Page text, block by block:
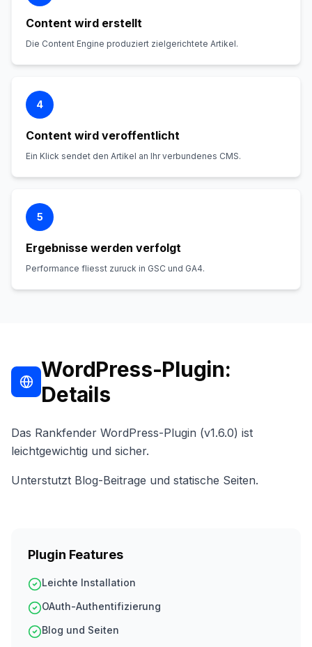
Content wird erstellt
Die Content Engine produziert zielgerichtete Artikel.
4
Content wird veroffentlicht
Ein Klick sendet den Artikel an Ihr verbundenes CMS.
5
Ergebnisse werden verfolgt
Performance fliesst zuruck in GSC und GA4.
WordPress-Plugin:
Details
Das Rankfender WordPress-Plugin (v1.6.0) ist
leichtgewichtig und sicher.
Unterstutzt Blog-Beitrage und statische Seiten.
Plugin Features
Leichte Installation
OAuth-Authentifizierung
Blog und Seiten